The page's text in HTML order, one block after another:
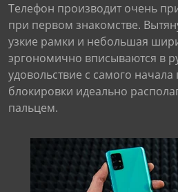
Телефон производит очень
при первом знакомстве.
узкие рамки и небольшая
эргономично вписываются в
удовольствие с самого
блокировки идеально
пальцем.